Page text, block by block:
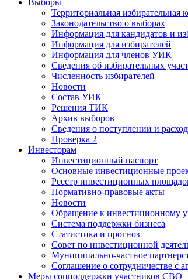
Выборы
Территориальная избирательная
Законодательство о выборах
Информация для кандидатов и
Информация для избирателей
Информация для членов УИК
Сведения об избирательных
Численность избирателей
Новости
Состав УИК
Решения ТИК
Архив выборов
Сведения о поступлении и
Проверка 2
Инвесторам
Инвестиционный паспорт
Основные инвестиционные
Реестр инвестиционных
Нормативно-правовые акты
Новости
Обращение к инвестиционному
Система поддержки бизнеса
Статистика и прогноз
Совет по инвестиционной
Муниципально-частное
Соглашение о сотрудничестве с
Меры соцподдержки участников СВО